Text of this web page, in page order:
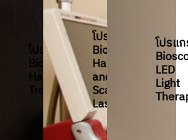
โปรแกรม
Bioscor
Hair
Treatment
โปรแกรม
Bioscor
Hair
and
Scalp
Laser
โปรแ
LED
Light